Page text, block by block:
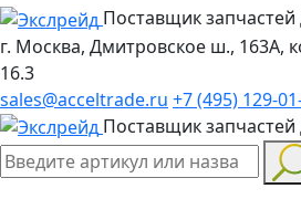
Поставщик запчастей
г. Москва, Дмитровское ш., 163А,
16.3
sales@acceltrade.ru +7 (495) 129-
Поставщик запчастей